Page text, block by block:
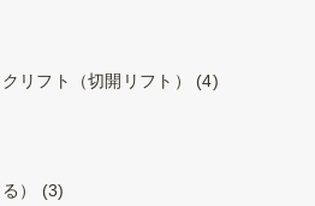
リフト（切開リフト）
(4)
）
(3)